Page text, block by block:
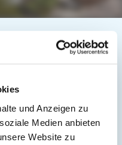
und Anzeigen zu
Medien anbieten
Website zu